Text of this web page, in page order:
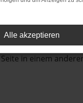
in einem
Alle akzeptieren